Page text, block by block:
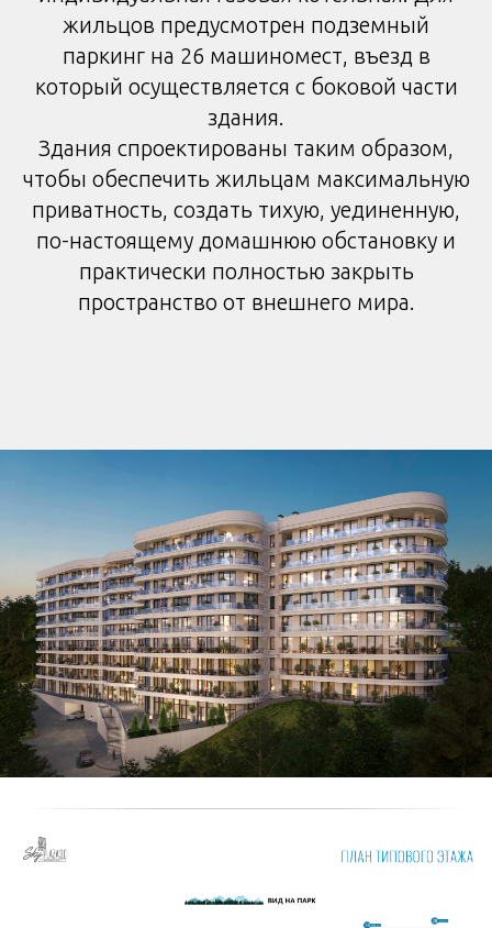
жильцов предусмотрен подземный
паркинг на 26 машиномест, въезд в
который осуществляется с боковой части
здания.
Здания спроектированы таким образом,
чтобы обеспечить жильцам максимальную
приватность, создать тихую, уединенную,
по-настоящему домашнюю обстановку и
практически полностью закрыть
пространство от внешнего мира.